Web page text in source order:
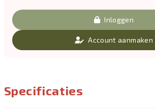
Inloggen
Account aanmaken
Specificaties